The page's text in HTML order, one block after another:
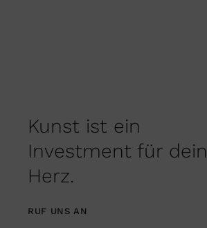
Kunst ist ein
Investment für dein
Herz.
RUF UNS AN